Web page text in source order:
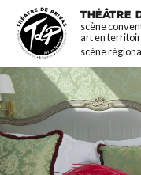
Aller
contenu
principal
THÉÂTRE
scène
art en
scène
La